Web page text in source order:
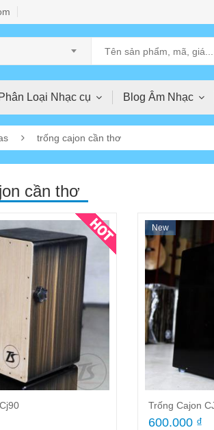
Phân Loại Nhạc cụ Blog Âm Nhạc
Inox Trống gõ bo Yamaha MT6
500.000 ₫
trống cajon cần thơ
cần thơ
New
Trống Cajon
600.000 ₫